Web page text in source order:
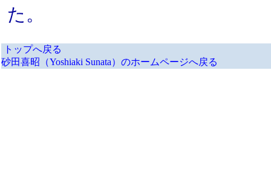
た。
トップへ戻る
砂田喜昭（Yoshiaki Sunata）のホームページへ戻る